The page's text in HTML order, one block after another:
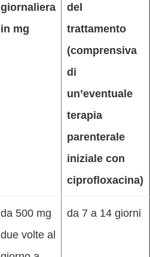
giornaliera
in mg
del
trattamento
(comprensiva
di
un’eventuale
terapia
parenterale
iniziale con
ciprofloxacina)
da 500 mg
due volte al
da 7 a 14 giorni